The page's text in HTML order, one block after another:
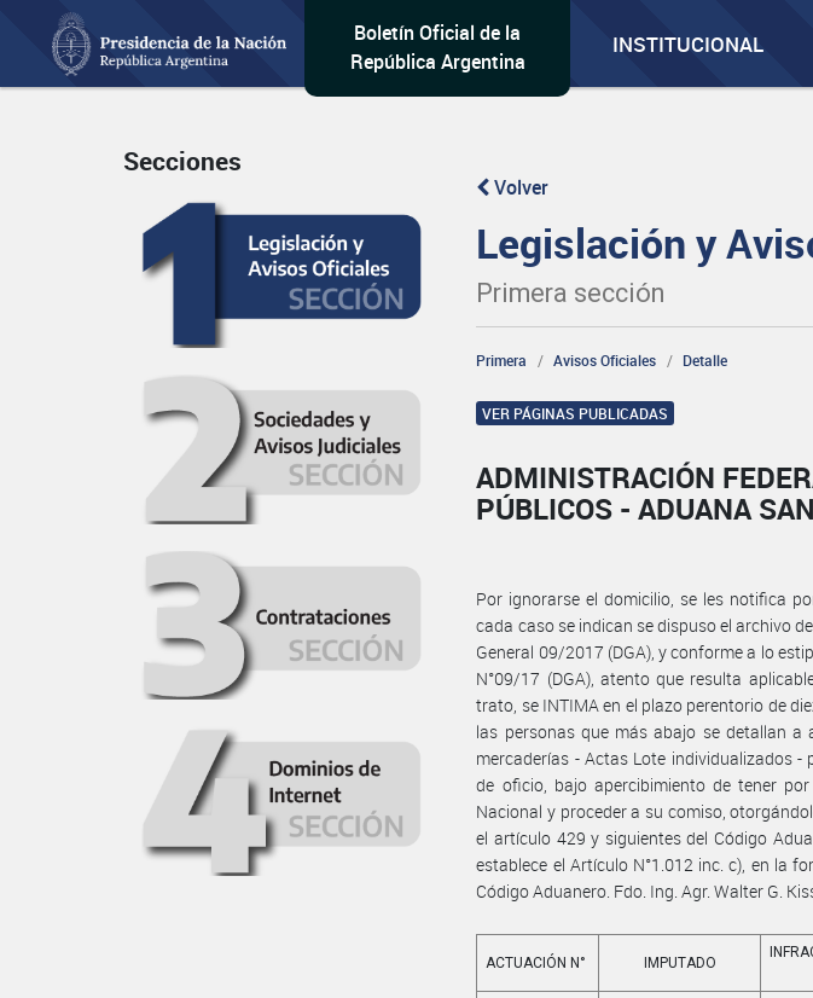
Boletín Oficial de la
República Argentina
INSTITUCIONAL
Secciones
Volver
Legislación y
Primera sección
Primera Avisos Oficiales Detalle
VER PÁGINAS PUBLICADAS
ADMINISTRACIÓN
PÚBLICOS - ADUANA
Por ignorarse el domicilio, se les notifica
cada caso se indican se dispuso el archivo
General 09/2017 (DGA), y conforme a lo
N°09/17 (DGA), atento que resulta
trato, se INTIMA en el plazo perentorio de
las personas que más abajo se detallan
mercaderías - Actas Lote individualizados
de oficio, bajo apercibimiento de tener
Nacional y proceder a su comiso,
el artículo 429 y siguientes del Código
establece el Artículo N°1.012 inc. c), en la
Código Aduanero. Fdo. Ing. Agr. Walter G.
ACTUACIÓN N° IMPUTADO